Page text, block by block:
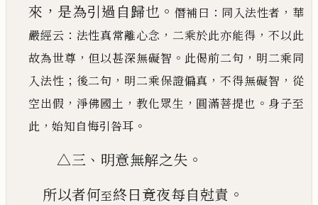
來 ， 是為引過自歸也 。 僭補曰 ： 同入法性者 ， 華
嚴經云 ： 法性真常離心念 ， 二乘於此亦能得 ， 不以此
故為世尊 ， 但以甚深無礙智 。 此偈前二句 ， 明二乘同
入法性 ； 後二句 ， 明二乘保證偏真 ，不得無礙智 ， 從
空出假 ， 淨佛國土 ， 教化眾生 ， 圓滿菩提也 。 身子至
此 ， 始知自悔引咎耳 。
△三 、 明意無解之失 。
所以者何至終日竟夜每自尅責 。